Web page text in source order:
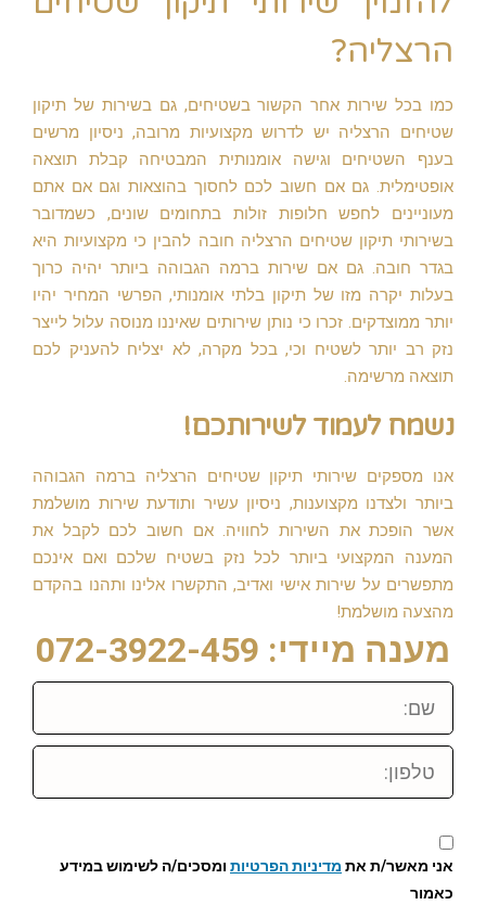
הרצליה?
כמו בכל שירות אחר הקשור בשטיחים, גם בשירות של תיקון
שטיחים הרצליה יש לדרוש מקצועיות מרובה, ניסיון מרשים
בענף השטיחים וגישה אומנותית המבטיחה קבלת תוצאה
אופטימלית. גם אם חשוב לכם לחסוך בהוצאות וגם אם אתם
מעוניינים לחפש חלופות זולות בתחומים שונים, כשמדובר
בשירותי תיקון שטיחים הרצליה חובה להבין כי מקצועיות היא
בגדר חובה. גם אם שירות ברמה הגבוהה ביותר יהיה כרוך
בעלות יקרה מזו של תיקון בלתי אומנותי, הפרשי המחיר יהיו
יותר ממוצדקים. זכרו כי נותן שירותים שאיננו מנוסה עלול לייצר
נזק רב יותר לשטיח וכי, בכל מקרה, לא יצליח להעניק לכם
תוצאה מרשימה.
נשמח לעמוד לשירותכם!
אנו מספקים שירותי תיקון שטיחים הרצליה ברמה הגבוהה
ביותר ולצדנו מקצוענות, ניסיון עשיר ותודעת שירות מושלמת
אשר הופכת את השירות לחוויה. אם חשוב לכם לקבל את
המענה המקצועי ביותר לכל נזק בשטיח שלכם ואם אינכם
מתפשרים על שירות אישי ואדיב, התקשרו אלינו ותהנו בהקדם
מהצעה מושלמת!
מענה מיידי: 072-3922-459
שם:
טלפון:
אני מאשר/ת את מדיניות הפרטיות ומסכים/ה לשימוש במידע
כאמור